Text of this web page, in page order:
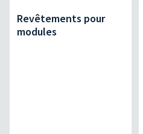
Revêtements pour
modules